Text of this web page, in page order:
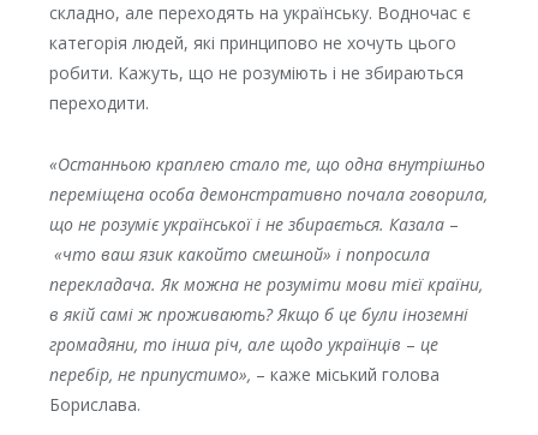
складно, але переходять на українську. Водночас є
категорія людей, які принципово не хочуть цього
робити. Кажуть, що не розуміють і не збираються
переходити.
«Останньою краплею стало те, що одна внутрішньо
переміщена особа демонстративно почала говорила,
що не розуміє української і не збирається. Казала –
«что ваш язик какойто смешной» і попросила
перекладача. Як можна не розуміти мови тієї країни,
в якій самі ж проживають? Якщо б це були іноземні
громадяни, то інша річ, але щодо українців – це
перебір, не припустимо», – каже міський голова
Борислава.